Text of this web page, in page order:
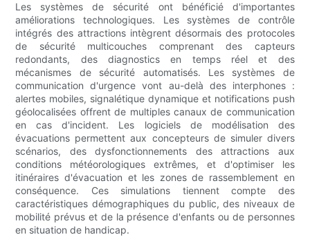
Les systèmes de sécurité ont bénéficié d'importantes
améliorations technologiques. Les systèmes de contrôle
intégrés des attractions intègrent désormais des protocoles
de sécurité multicouches comprenant des capteurs
redondants, des diagnostics en temps réel et des
mécanismes de sécurité automatisés. Les systèmes de
communication d'urgence vont au-delà des interphones :
alertes mobiles, signalétique dynamique et notifications push
géolocalisées offrent de multiples canaux de communication
en cas d'incident. Les logiciels de modélisation des
évacuations permettent aux concepteurs de simuler divers
scénarios, des dysfonctionnements des attractions aux
conditions météorologiques extrêmes, et d'optimiser les
itinéraires d'évacuation et les zones de rassemblement en
conséquence. Ces simulations tiennent compte des
caractéristiques démographiques du public, des niveaux de
mobilité prévus et de la présence d'enfants ou de personnes
en situation de handicap.